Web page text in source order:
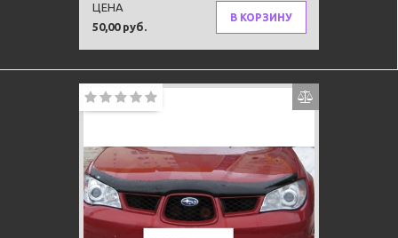
50,00 руб.
ЦЕНА
В КОРЗИНУ